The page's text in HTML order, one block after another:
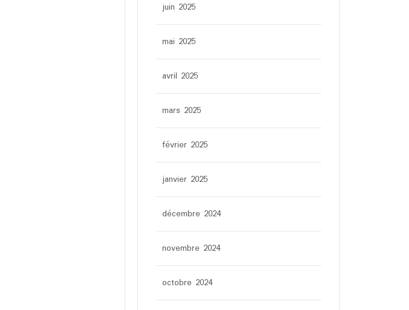
juin 2025
mai 2025
avril 2025
mars 2025
février 2025
janvier 2025
décembre 2024
novembre 2024
octobre 2024